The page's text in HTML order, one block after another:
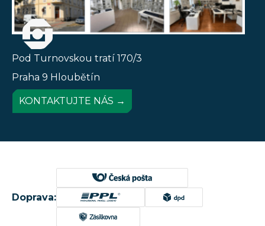
Pod Turnovskou tratí 170/3
Praha 9 Hloubětín
KONTAKTUJTE NÁS →
Doprava: